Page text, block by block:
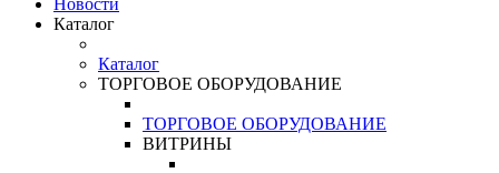
Новости
Каталог
Каталог
ТОРГОВОЕ ОБОРУДОВАНИЕ
ТОРГОВОЕ ОБОРУДОВАНИЕ
ВИТРИНЫ